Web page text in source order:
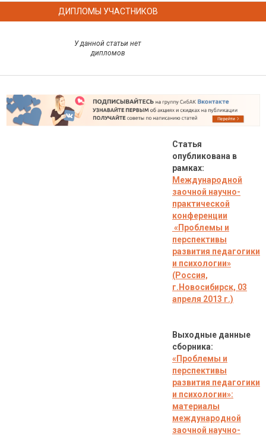
ДИПЛОМЫ УЧАСТНИКОВ
У данной статьи нет
дипломов
Статья
опубликована в
рамках:
Международной
заочной научно-
практической
конференции
«Проблемы и
перспективы
развития педагогики
и психологии»
(Россия,
г.Новосибирск, 03
апреля 2013 г.)
Выходные данные
сборника:
« Проблемы и
перспективы
развития педагогики
и психологии»:
материалы
международной
заочной научно-